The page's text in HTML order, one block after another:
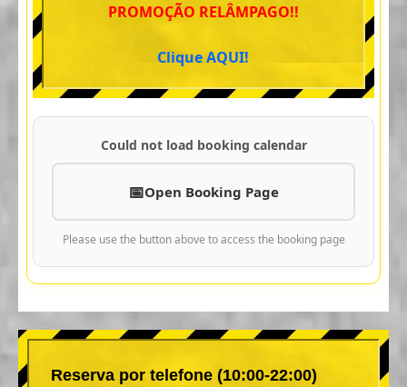
PROMOÇÃO RELÂMPAGO!!
Clique AQUI!
Could not load booking calendar
Open Booking Page
Please use the button above to access the booking page
Reserva por telefone (10:00-22:00)